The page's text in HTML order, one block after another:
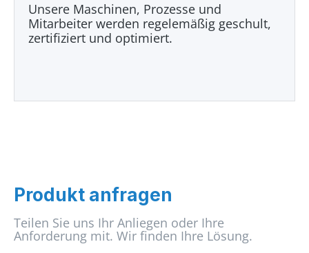
Unsere Maschinen, Prozesse und
Mitarbeiter werden regelemäßig geschult,
zertifiziert und optimiert.
Produkt anfragen
Teilen Sie uns Ihr Anliegen oder Ihre
Anforderung mit. Wir finden Ihre Lösung.